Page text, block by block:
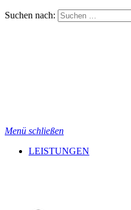
Suchen nach:
Menü schließen
LEISTUNGEN